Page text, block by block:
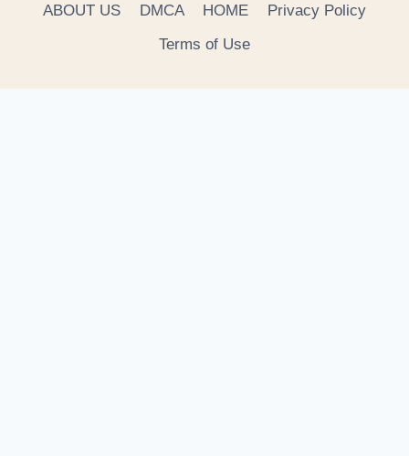
ABOUT US DMCA HOME
Privacy Policy
Terms of Use